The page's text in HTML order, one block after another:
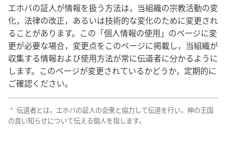
エホバの証人が情報を扱う方法は，当組織の宗教活動の変
化，法律の改正，あるいは技術的な変化のために変更され
ることがあります。この「個人情報の使用」のページに変
更が必要な場合，変更点をこのページに掲載し，当組織が
収集する情報および使用方法が常に伝道者に分かるように
します。このページが変更されているかどうか，定期的に
ご確認ください。
a 伝道者とは，エホバの証人の会衆と協力して伝道を行い，神の王国
の良い知らせについて伝える個人を指します。